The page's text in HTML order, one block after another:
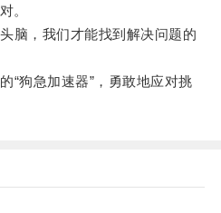
。
，我们才能找到解决问题的
狗急加速器”，勇敢地应对挑